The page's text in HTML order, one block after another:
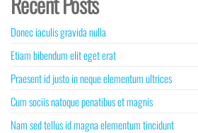
Donec iaculis gravida nulla
Etiam bibendum elit eget erat
Praesent id justo in neque elementum ultrices
Cum sociis natoque penatibus et magnis
Nam sed tellus id magna elementum tincidunt